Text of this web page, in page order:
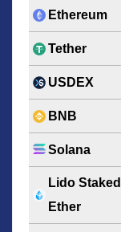
Ethereum
Tether
USDEX
BNB
Solana
Lido Staked
Ether